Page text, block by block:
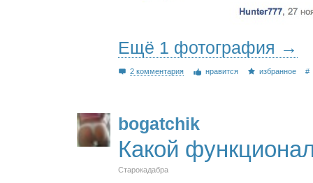
Ещё 1 фотография →
2 комментария нравится избранное #
bogatchik
Какой
Старокадабра